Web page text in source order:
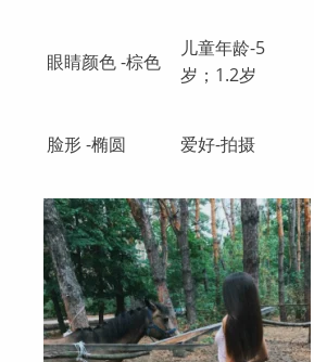
眼睛颜色 -棕色
儿童年龄-5
岁；1.2岁
脸形 -椭圆 爱好-拍摄